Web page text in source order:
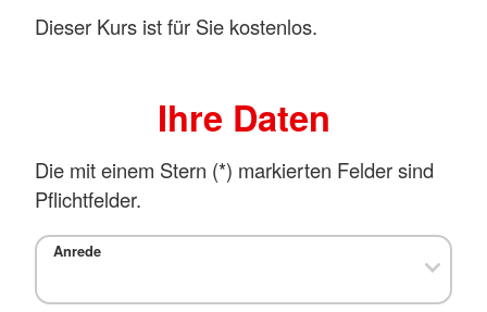
Dieser Kurs ist für Sie kostenlos.
Ihre Daten
Die mit einem Stern (*) markierten Felder sind
Pflichtfelder.
Anrede